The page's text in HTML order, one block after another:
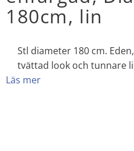
180cm, lin
Stl diameter 180 cm.
tvättad look och tunnare
Läs mer